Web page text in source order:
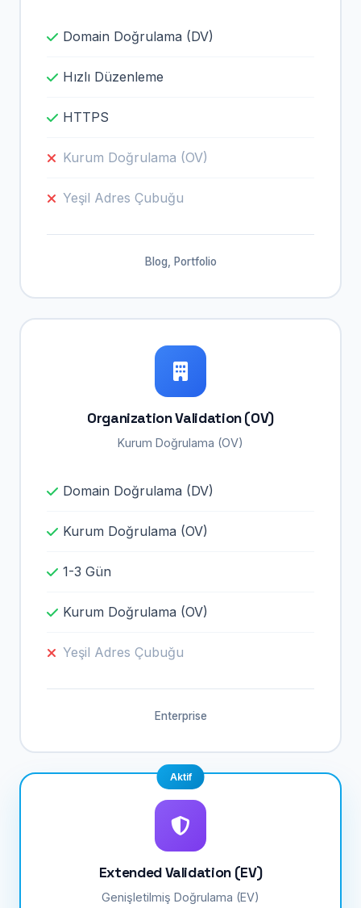
Domain Doğrulama (DV)
Hızlı Düzenleme
HTTPS
Kurum Doğrulama (OV)
Yeşil Adres Çubuğu
Blog, Portfolio
Organization Validation (OV)
Kurum Doğrulama (OV)
Domain Doğrulama (DV)
Kurum Doğrulama (OV)
1-3 Gün
Kurum Doğrulama (OV)
Yeşil Adres Çubuğu
Enterprise
Aktif
Extended Validation (EV)
Genişletilmiş Doğrulama (EV)